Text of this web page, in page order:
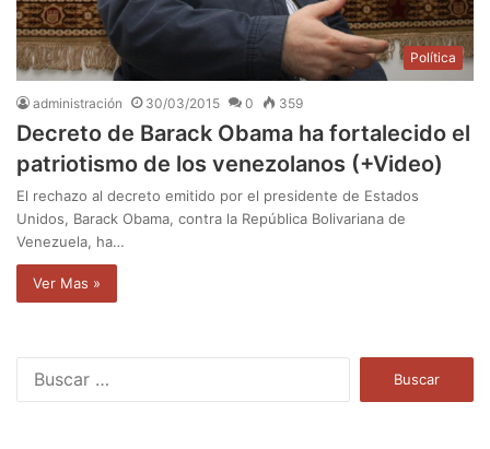
Política
administración 30/03/2015 0 359
Decreto de Barack Obama ha fortalecido el
patriotismo de los venezolanos (+Video)
El rechazo al decreto emitido por el presidente de Estados
Unidos, Barack Obama, contra la República Bolivariana de
Venezuela, ha…
Ver Mas »